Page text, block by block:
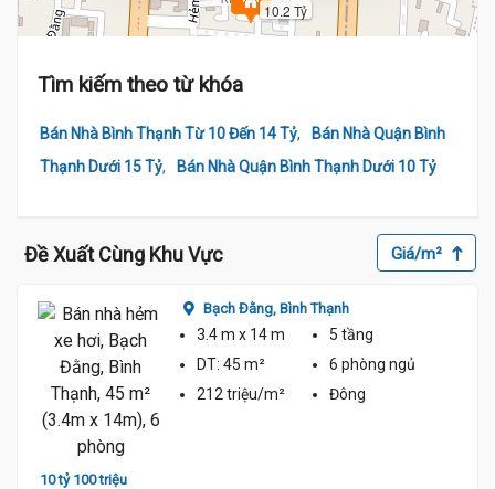
10.2 Tỷ
Tìm kiếm theo từ khóa
Bán Nhà Bình Thạnh Từ 10 Đến 14 Tỷ,
Bán Nhà Quận Bình
Thạnh Dưới 15 Tỷ, Bán Nhà Quận Bình Thạnh Dưới 10 Tỷ
Đề Xuất Cùng Khu Vực Giá/m²
10 tỷ 100 triệu
Bạch Đằng, Bình Thạnh
3.4 m x 14 m
5 tầng
DT: 45 m² 6 phòng ngủ
212 triệu/m²
Đông